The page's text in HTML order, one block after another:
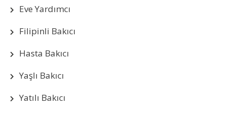
Eve Yardımcı
Filipinli Bakıcı
Hasta Bakıcı
Yaşlı Bakıcı
Yatılı Bakıcı